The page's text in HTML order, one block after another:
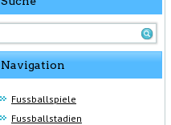
Navigation
Fussballspiele
Fussballstadien